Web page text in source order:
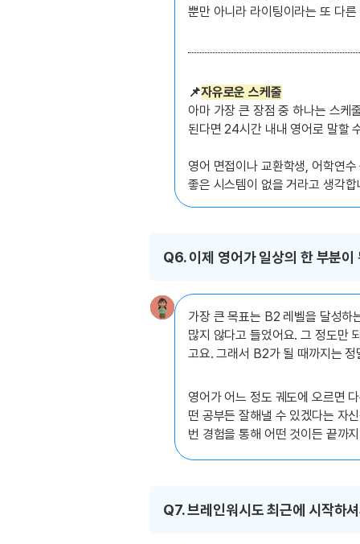
뿐만 아니라 라이팅이라는 또 다
📌자유로운 스케줄
아마 가장 큰 장점 중 하나는 스케
된다면 24시간 내내 영어로 말할
영어 면접이나 교환학생, 어학연
좋은 시스템이 없을 거라고 생각합
Q6. 이제 영어가 일상의 한 부분
가장 큰 목표는 B2 레벨을 달성하
많지 않다고 들었어요. 그 정도만
고요. 그래서 B2가 될 때까지는
영어가 어느 정도 궤도에 오르면
떤 공부든 잘해낼 수 있겠다는 자
번 경험을 통해 어떤 것이든 끝까
Q7. 브레인워시도 최근에 시작하